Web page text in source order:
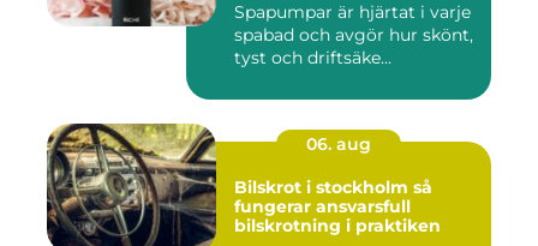
Spapumpar är hjärtat i varje
spabad och avgör hur skönt,
tyst och driftsäke...
06. aug
Bilskrot i stockholm så
fungerar ansvarsfull
bilskrotning i praktiken